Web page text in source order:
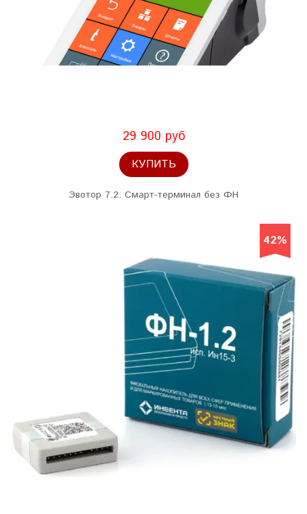
29 900 руб
КУПИТЬ
Эвотор 7.2. Смарт-терминал без ФН
42%